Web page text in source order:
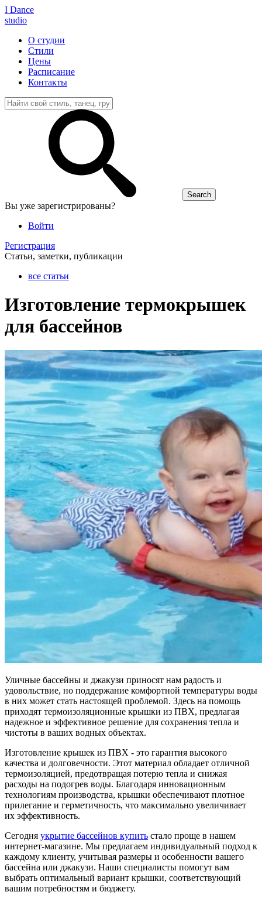
I Dance
studio
О студии
Стили
Цены
Расписание
Контакты
Вы уже зарегистрированы?
Войти
Регистрация
Статьи, заметки, публикации
все статьи
Изготовление термокрышек
для бассейнов
Уличные бассейны и джакузи приносят нам радость и
удовольствие, но поддержание комфортной температуры воды
в них может стать настоящей проблемой. Здесь на помощь
приходят термоизоляционные крышки из ПВХ, предлагая
надежное и эффективное решение для сохранения тепла и
чистоты в ваших водных объектах.
Изготовление крышек из ПВХ - это гарантия высокого
качества и долговечности. Этот материал обладает отличной
термоизоляцией, предотвращая потерю тепла и снижая
расходы на подогрев воды. Благодаря инновационным
технологиям производства, крышки обеспечивают плотное
прилегание и герметичность, что максимально увеличивает
их эффективность.
Сегодня укрытие бассейнов купить стало проще в нашем
интернет-магазине. Мы предлагаем индивидуальный подход к
каждому клиенту, учитывая размеры и особенности вашего
бассейна или джакузи. Наши специалисты помогут вам
выбрать оптимальный вариант крышки, соответствующий
вашим потребностям и бюджету.